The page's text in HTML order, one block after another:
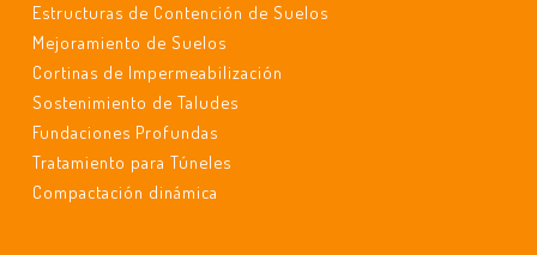
Estructuras de Contención de Suelos
Mejoramiento de Suelos
Cortinas de Impermeabilización
Sostenimiento de Taludes
Fundaciones Profundas
Tratamiento para Túneles
Compactación dinámica